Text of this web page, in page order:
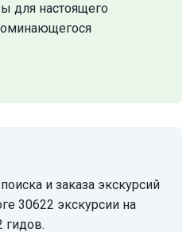
для настоящего
и заказа экскурсий
30622 экскурсии на
гидов.